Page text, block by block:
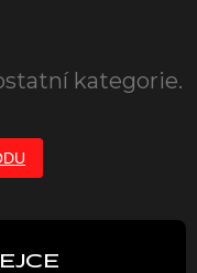
kategorie.